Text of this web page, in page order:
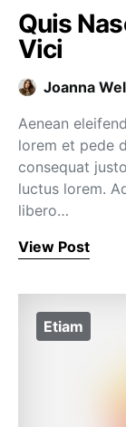
Quis
Vici
Joanna
Aenean
lorem et pede
consequat
luctus lorem.
libero…
View Post
Etiam